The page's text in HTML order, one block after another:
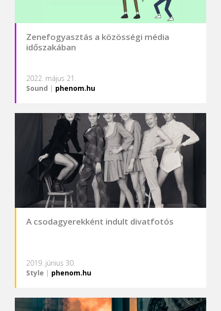
Zenefogyasztás a közösségi média
időszakában
2022. május 21.
Sound | phenom.hu
A csodagyerekként indult divatfotós
2019. június 30.
Style | phenom.hu